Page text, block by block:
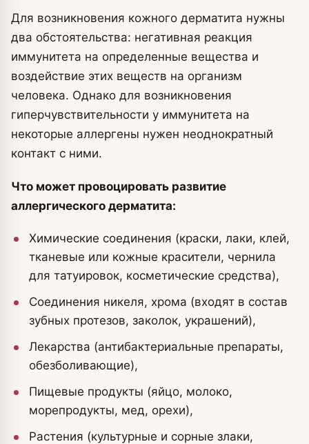
Для возникновения кожного дерматита нужны
два обстоятельства: негативная реакция
иммунитета на определенные вещества и
воздействие этих веществ на организм
человека. Однако для возникновения
гиперчувствительности у иммунитета на
некоторые аллергены нужен неоднократный
контакт с ними.
Что может провоцировать развитие
аллергического дерматита:
Химические соединения (краски, лаки, клей,
тканевые или кожные красители, чернила
для татуировок, косметические средства),
Соединения никеля, хрома (входят в состав
зубных протезов, заколок, украшений),
Лекарства (антибактериальные препараты,
обезболивающие),
Пищевые продукты (яйцо, молоко,
морепродукты, мед, орехи),
Растения (культурные и сорные злаки,